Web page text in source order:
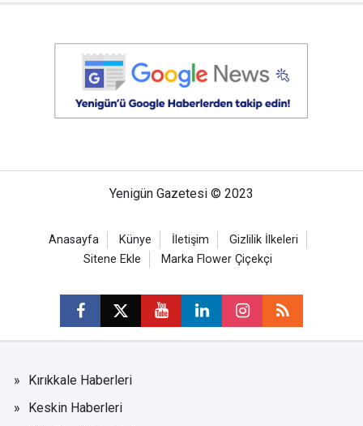
Yenigün Gazetesi © 2023
Anasayfa Künye İletişim
Gizlilik İlkeleri
Sitene Ekle
Marka Flower Çiçekçi
Kırıkkale Haberleri
Keskin Haberleri